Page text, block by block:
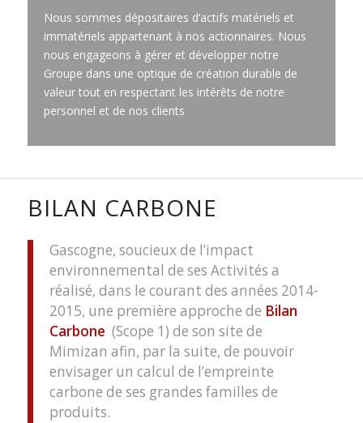
Nous sommes dépositaires d’actifs matériels et
immatériels appartenant à nos actionnaires. Nous
nous engageons à gérer et développer notre
Groupe dans une optique de création durable de
valeur tout en respectant les intérêts de notre
personnel et de nos clients
BILAN CARBONE
Gascogne, soucieux de l’impact
environnemental de ses Activités a
réalisé, dans le courant des années 2014-
2015, une première approche de Bilan
Carbone (Scope 1) de son site de
Mimizan afin, par la suite, de pouvoir
envisager un calcul de l’empreinte
carbone de ses grandes familles de
produits.